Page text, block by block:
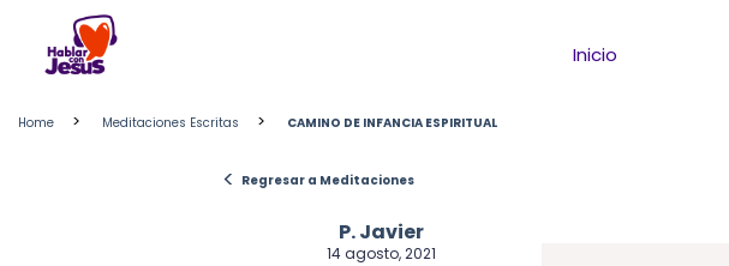
content
Inicio
Home > Meditaciones Escritas > CAMINO DE INFANCIA ESPIRITUAL
< Regresar a Meditaciones
P. Javier
14 agosto, 2021